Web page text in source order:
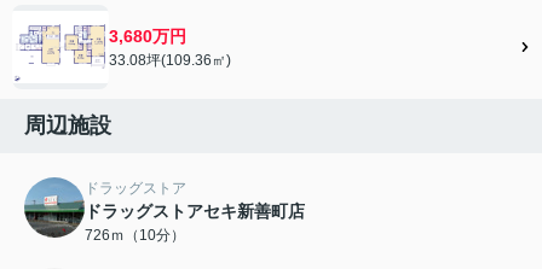
3,680万円
33.08坪(109.36㎡)
周辺施設
ドラッグストア
ドラッグストアセキ新善町店
726ｍ（10分）